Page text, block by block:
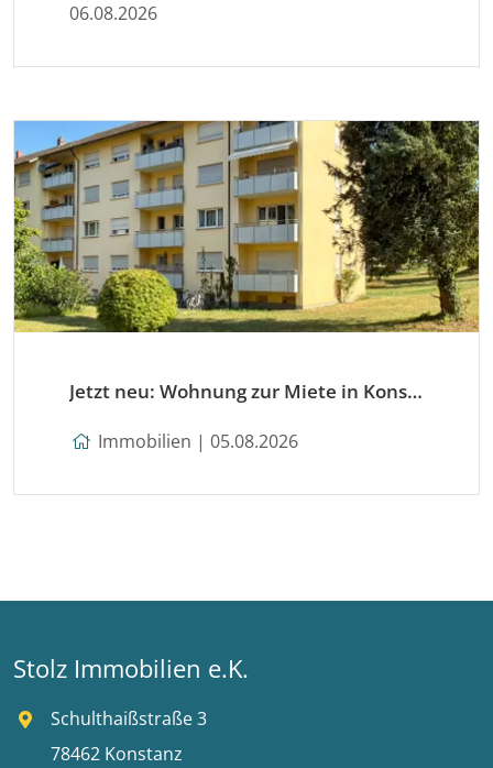
06.08.2026
Jetzt neu: Wohnung zur Miete in Konstanz
Immobilien | 05.08.2026
Stolz Immobilien e.K.
Schulthaißstraße 3
78462 Konstanz